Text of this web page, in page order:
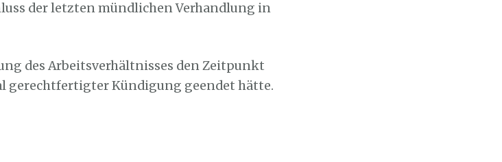
der letzten mündlichen Verhandlung in
des Arbeitsverhältnisses den Zeitpunkt
gerechtfertigter Kündigung geendet hätte.